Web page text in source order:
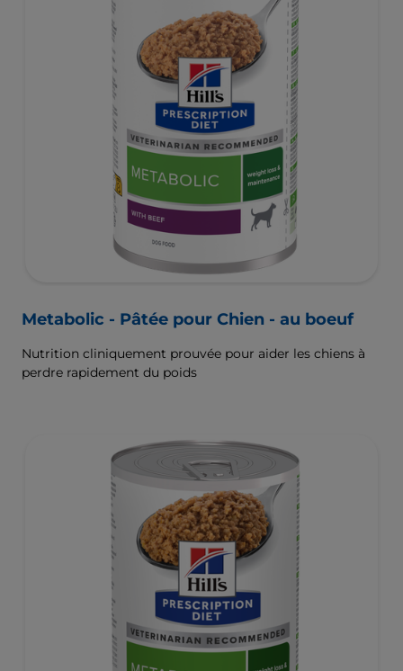
Metabolic - Pâtée pour Chien - au boeuf
Nutrition cliniquement prouvée pour aider les chiens à
perdre rapidement du poids